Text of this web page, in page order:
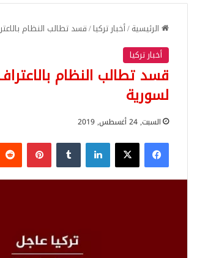
الرئيسية/أخبار تركيا/قسد تطالب النظام
أخبار تركيا
قسد تطالب النظام
لسورية
السبت, 24 أغسطس, 2019
فيسبوك‫X لينكدإن